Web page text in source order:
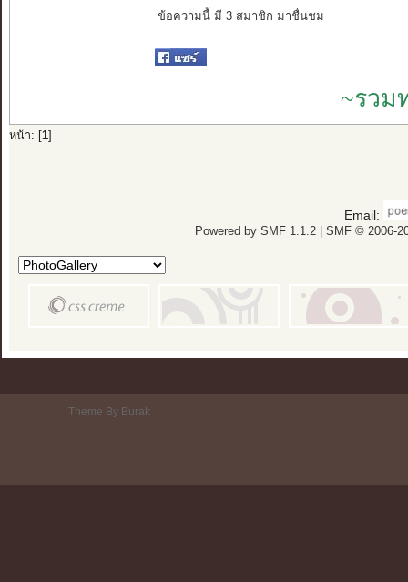
ข้อความนี้ มี 3 สมาชิก มาชื่นชม
~รวม
หน้า: [ 1]
Email:
Powered by SMF 1.1.2| SMF © 2006-
Theme By Burak